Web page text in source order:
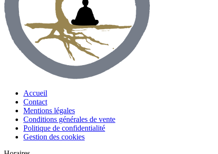
Accueil
Contact
Mentions légales
Conditions générales de vente
Politique de confidentialité
Gestion des cookies